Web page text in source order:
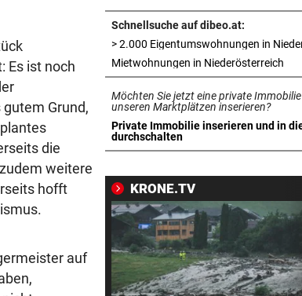
Es ist noch
Grund,
die
weitere
hofft
auf
Erste Anklage gegen Israeli
Gaza-Krieg
STIMMEN ZUM SPIEL vor 4
Sportboss Katzer: „Fahren
superhappy nach Hause“
ORKAN, KEIN STROM & CO vor 4
Skurrilitäten in der Red Bull
WASSERSPRINGEN vor
Knoll bei EM Achter vom
Lotfi auf Rang 12!
SCHON NÄCHSTE SAISON vor
Schnellsuche auf dibeo.at:
Mietwohnungen in Niederösterreich
Möchten Sie jetzt eine private
unseren Marktplätzen inserieren?
Private Immobilie inserieren und in
durchschalten
in neuem Tab öffnen
KRONE.TV